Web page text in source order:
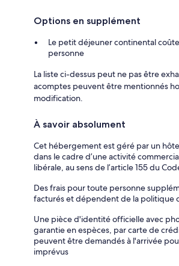
Options en supplément
Le petit déjeuner continental
personne
La liste ci-dessus peut ne pas être
acomptes peuvent être mentionnés
modification.
À savoir absolument
Cet hébergement est géré par un
dans le cadre d’une activité
libérale, au sens de l’article 155 du
Des frais pour toute personne
facturés et dépendent de la politique
Une pièce d'identité officielle avec
garantie en espèces, par carte de
peuvent être demandés à l'arrivée
imprévus